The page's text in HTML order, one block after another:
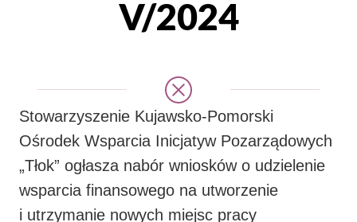
V/2024
Stowarzyszenie Kujawsko-Pomorski
Ośrodek Wsparcia Inicjatyw Pozarządowych
„Tłok” ogłasza nabór wniosków o udzielenie
wsparcia finansowego na utworzenie
i utrzymanie nowych miejsc pracy